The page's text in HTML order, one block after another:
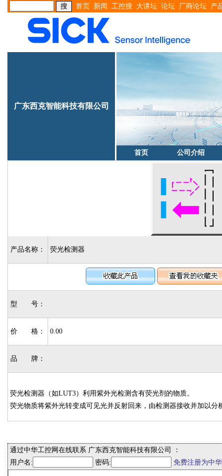
首页 新闻 工控搜 大讲坛 论坛 厂商论坛 产
广东西克智能科技有限公司
首页 公司介绍
产品名称： 荧光检测器
型 号：
价 格： 0.00
品 牌：
荧光检测器（如LUT3）利用紫外光检测含有荧光剂的物质。
荧光物质将紫外光转变成可见光并反射回来，由检测器接收并加以分
通过中华工控网在线联系 广东西克智能科技有限公司 ：
用户名:
密码: 免费注册为中